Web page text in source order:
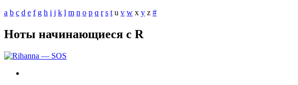
a b c d e f g h i j k l m n o p q r s t u v w x y z #
Ноты начинающиеся с R